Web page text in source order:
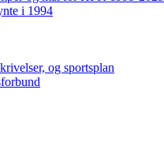
i 1994
og sportsplan